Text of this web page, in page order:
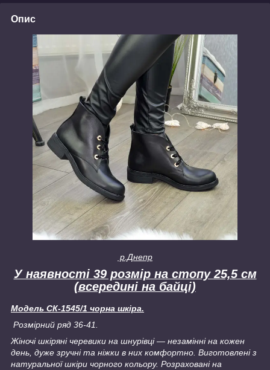
Опис
р.Днепр
У наявності 39 розмір на стопу 25,5 см
(всередині на байці)
Модель СК-1545/1 чорна шкіра.
Розмірний ряд 36-41.
Жіночі шкіряні черевики на шнурівці — незамінні на кожен
день, дуже зручні та ніжки в них комфортно. Виготовлені з
натуральної шкіри чорного кольору. Розраховані на